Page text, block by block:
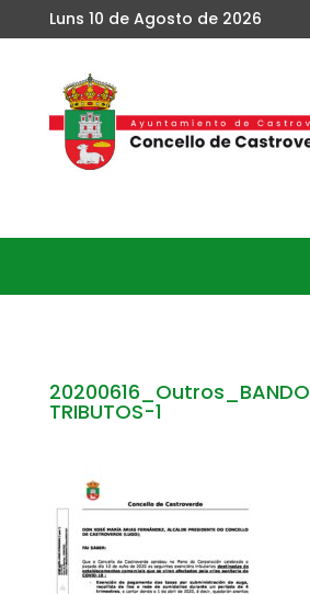
Luns 10 de Agosto de 2026
20200616_Outros_BANDO
TRIBUTOS-1